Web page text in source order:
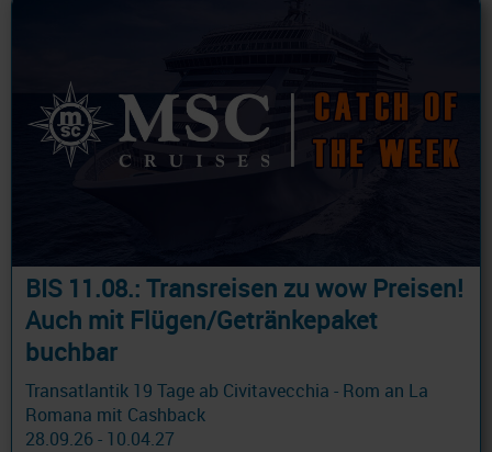
BIS 11.08.: Transreisen zu wow Preisen!
Auch mit Flügen/Getränkepaket
buchbar
Transatlantik 19 Tage ab Civitavecchia - Rom an La
Romana mit Cashback
28.09.26 - 10.04.27